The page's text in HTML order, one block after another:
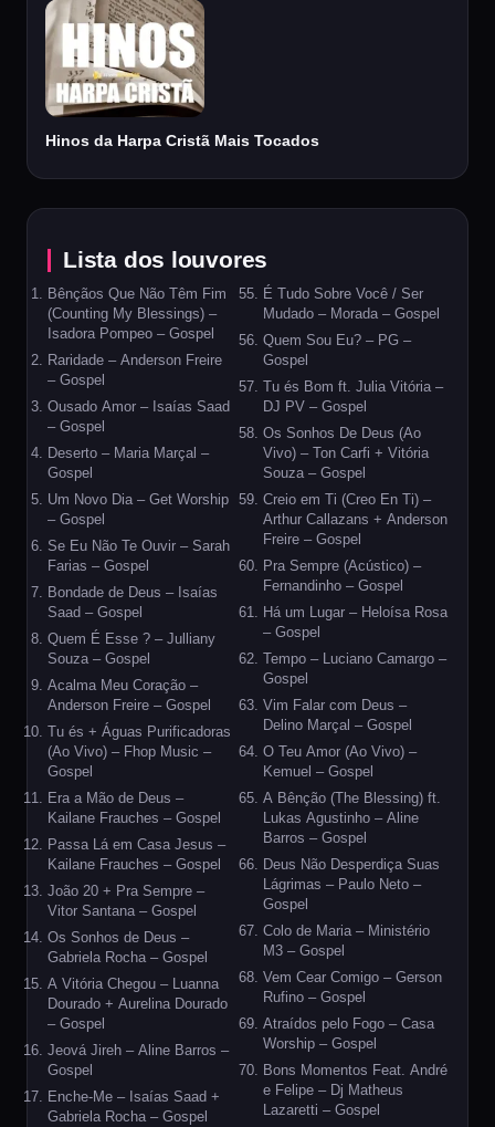
Lista dos louvores
Bênçãos Que Não Têm Fim
(Counting My Blessings) –
Isadora Pompeo – Gospel
Raridade – Anderson Freire
– Gospel
Ousado Amor – Isaías Saad
– Gospel
Deserto – Maria Marçal –
Gospel
Um Novo Dia – Get Worship
– Gospel
Se Eu Não Te Ouvir – Sarah
Farias – Gospel
Bondade de Deus – Isaías
Saad – Gospel
Quem É Esse ? – Julliany
Souza – Gospel
Acalma Meu Coração –
Anderson Freire – Gospel
Tu és + Águas Purificadoras
(Ao Vivo) – Fhop Music –
Gospel
Era a Mão de Deus –
Kailane Frauches – Gospel
Passa Lá em Casa Jesus –
Kailane Frauches – Gospel
João 20 + Pra Sempre –
Vitor Santana – Gospel
Os Sonhos de Deus –
Gabriela Rocha – Gospel
A Vitória Chegou – Luanna
Dourado + Aurelina Dourado
– Gospel
Jeová Jireh – Aline Barros –
Gospel
Enche-Me – Isaías Saad +
Gabriela Rocha – Gospel
É Tudo Sobre Você / Ser
Mudado – Morada – Gospel
Quem Sou Eu? – PG –
Gospel
Tu és Bom ft. Julia Vitória –
DJ PV – Gospel
Os Sonhos De Deus (Ao
Vivo) – Ton Carfi + Vitória
Souza – Gospel
Creio em Ti (Creo En Ti) –
Arthur Callazans + Anderson
Freire – Gospel
Pra Sempre (Acústico) –
Fernandinho – Gospel
Há um Lugar – Heloísa Rosa
– Gospel
Tempo – Luciano Camargo –
Gospel
Vim Falar com Deus –
Delino Marçal – Gospel
O Teu Amor (Ao Vivo) –
Kemuel – Gospel
A Bênção (The Blessing) ft.
Lukas Agustinho – Aline
Barros – Gospel
Deus Não Desperdiça Suas
Lágrimas – Paulo Neto –
Gospel
Colo de Maria – Ministério
M3 – Gospel
Vem Cear Comigo – Gerson
Rufino – Gospel
Atraídos pelo Fogo – Casa
Worship – Gospel
Bons Momentos Feat. André
e Felipe – Dj Matheus
Lazaretti – Gospel
Hinos da Harpa Cristã Mais Tocados